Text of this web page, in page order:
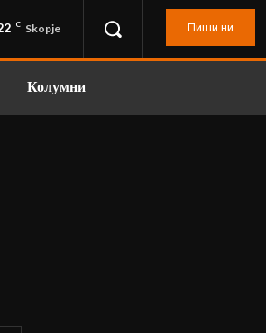
C Skopje Пиши ни
Колумни